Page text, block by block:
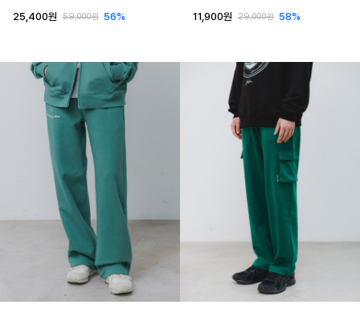
25,400원
59,000원 56%
11,900원
29,000원 58%